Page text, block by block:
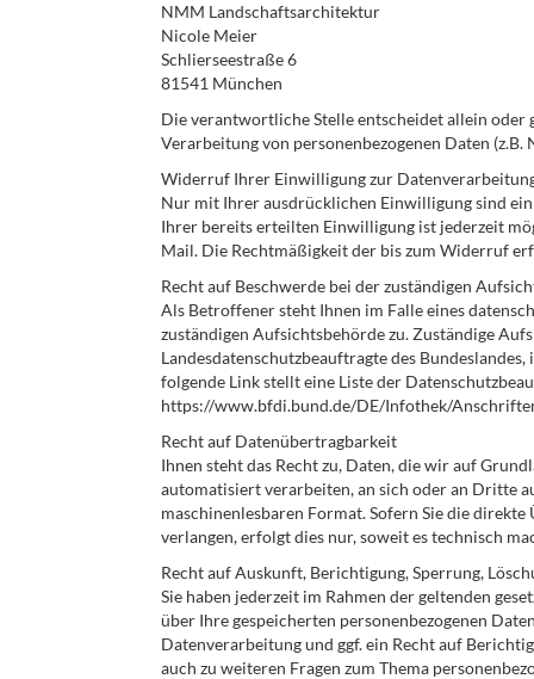
NMM Landschaftsarchitektur
Nicole Meier
Schlierseestraße 6
81541 München
Die verantwortliche Stelle entscheidet allein
Verarbeitung von personenbezogenen Daten (z.B.
Widerruf Ihrer Einwilligung zur
Nur mit Ihrer ausdrücklichen Einwilligung sind
Ihrer bereits erteilten Einwilligung ist jederzeit
Mail. Die Rechtmäßigkeit der bis zum Widerruf
Recht auf Beschwerde bei der zuständigen
Als Betroffener steht Ihnen im Falle eines
zuständigen Aufsichtsbehörde zu. Zuständige
Landesdatenschutzbeauftragte des
folgende Link stellt eine Liste der
https://www.bfdi.bund.de/DE/Infothek/
Recht auf Datenübertragbarkeit
Ihnen steht das Recht zu, Daten, die wir auf
automatisiert verarbeiten, an sich oder an Dritte
maschinenlesbaren Format. Sofern Sie die
verlangen, erfolgt dies nur, soweit es technisch
Recht auf Auskunft, Berichtigung, Sperrung,
Sie haben jederzeit im Rahmen der geltenden
über Ihre gespeicherten personenbezogenen
Datenverarbeitung und ggf. ein Recht auf
auch zu weiteren Fragen zum Thema